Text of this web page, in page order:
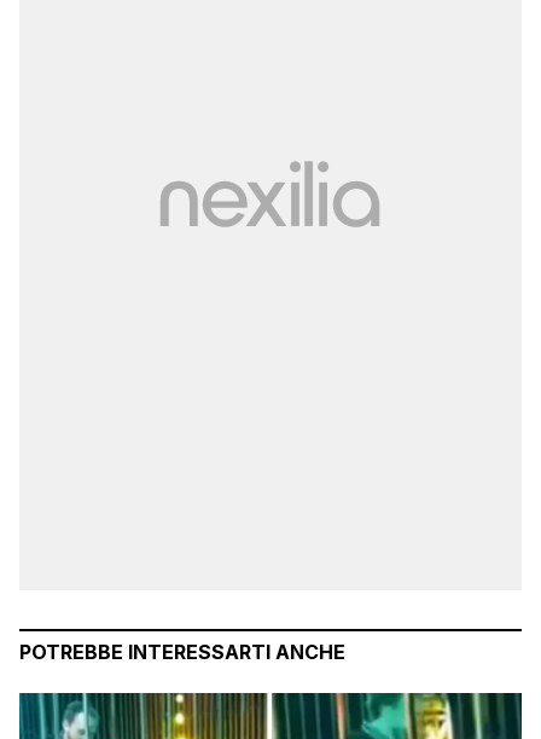
POTREBBE INTERESSARTI ANCHE